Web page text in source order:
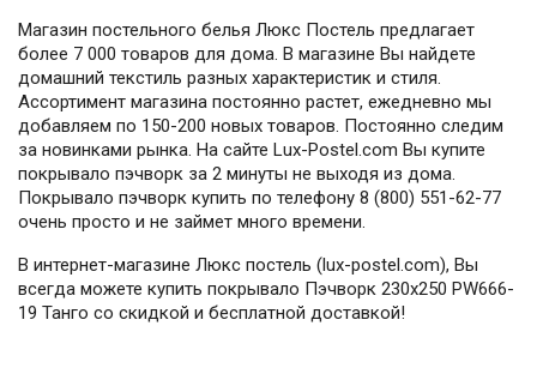
Магазин постельного белья Люкс Постель предлагает
более 7 000 товаров для дома. В магазине Вы найдете
домашний текстиль разных характеристик и стиля.
Ассортимент магазина постоянно растет, ежедневно мы
добавляем по 150-200 новых товаров. Постоянно следим
за новинками рынка. На сайте Lux-Postel.com Вы купите
покрывало пэчворк за 2 минуты не выходя из дома.
Покрывало пэчворк купить по телефону 8 (800) 551-62-77
очень просто и не займет много времени.
В интернет-магазине Люкс постель (lux-postel.com), Вы
всегда можете купить покрывало Пэчворк 230х250 PW666-
19 Танго со скидкой и бесплатной доставкой!